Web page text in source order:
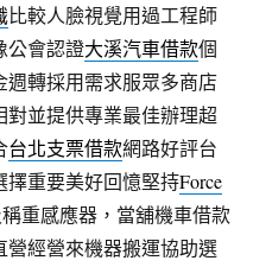
比較人臉視覺用過工程師
公會認證大溪汽車借款個
週轉採用需求服眾多商店
對並提供專業最佳辦理超
台北支票借款網路好評台
擇重要美好回憶堅持Force
重感應器，當舖機車借款
營經營來機器搬運協助選